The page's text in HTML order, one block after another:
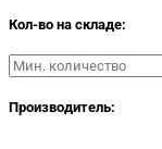
Кол-во на складе:
Производитель: